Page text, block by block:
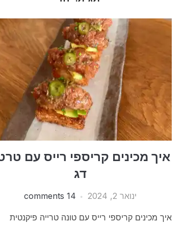
איך מכינים קריספי רייס עם
דג
ינואר 2, 2024 14 comments
איך מכינים קריספי רייס עם טונה טרייה פיקנטית